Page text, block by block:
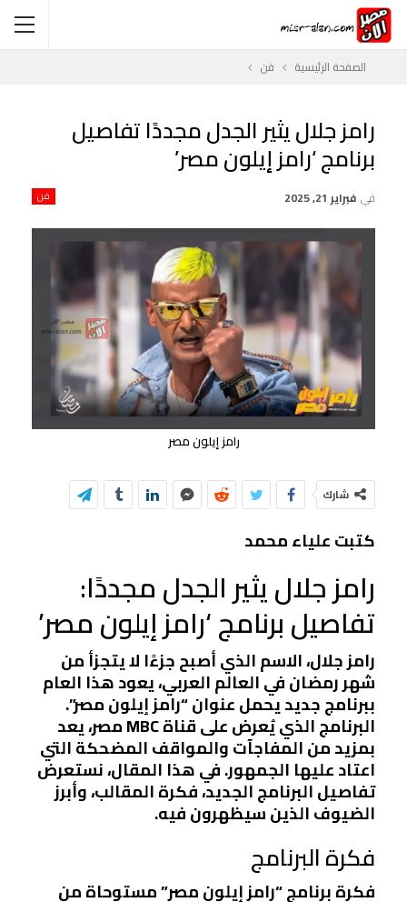
الصفحة الرئيسية فن
رامز جلال يثير الجدل مجددًا تفاصيل
برنامج ‘رامز إيلون مصر’
فن في فبراير 21, 2025
رامز إيلون مصر
شارك
كتبت علياء محمد
رامز جلال يثير الجدل مجددًا:
تفاصيل برنامج ‘رامز إيلون مصر’
رامز جلال، الاسم الذي أصبح جزءًا لا يتجزأ من
شهر رمضان في العالم العربي، يعود هذا العام
ببرنامج جديد يحمل عنوان “رامز إيلون مصر”.
البرنامج الذي يُعرض على قناة MBC مصر، يعد
بمزيد من المفاجآت والمواقف المضحكة التي
اعتاد عليها الجمهور. في هذا المقال، نستعرض
تفاصيل البرنامج الجديد، فكرة المقالب، وأبرز
الضيوف الذين سيظهرون فيه.
فكرة البرنامج
فكرة برنامج “رامز إيلون مصر” مستوحاة من